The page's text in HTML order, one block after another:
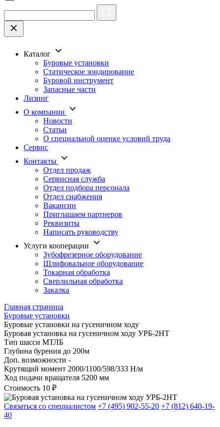
Каталог
Буровые установки
Статическое зондирование
Буровой инструмент
Запасные части
Лизинг
О компании
Новости
Статьи
О специальной оценке условий труда
Сервис
Контакты
Отдел продаж
Сервисная служба
Отдел подбора персонала
Отдел снабжения
Вакансии
Приглашаем партнеров
Реквизиты
Написать руководству
Услуги кооперации
Зубофрезерное оборудование
Шлифовальное оборудование
Токарная обработка
Cверлильная обработка
Закалка
Главная страница
Буровые установки
Буровые установки на гусеничном ходу
Буровая установка на гусеничном ходу УРБ-2НТ
Тип шасси МТЛБ
Глубина бурения до 200м
Доп. возможности -
Крутящий момент 2000/1100/598/333 Н/м
Ход подачи вращателя 5200 мм
Стоимость 10 ₽
Связаться со специалистом +7 (495) 902-55-20 +7 (812) 640-19-
40